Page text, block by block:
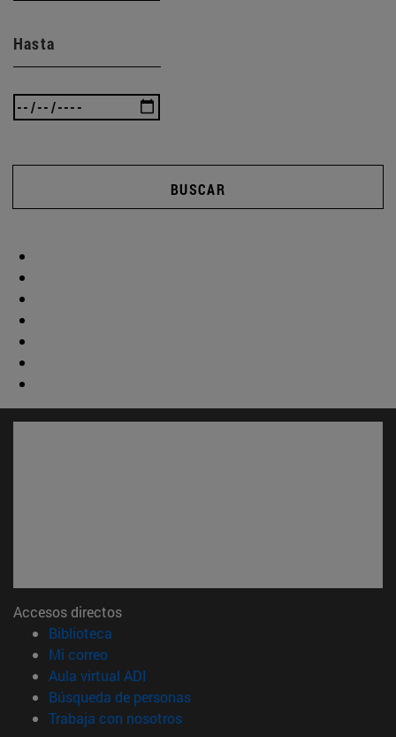
Hasta
BUSCAR
Accesos directos
Biblioteca
Mi correo(abre en nueva ventana)
Aula virtual ADI
Búsqueda de personas(abre en nueva ventana)
Trabaja con nosotros(abre en nueva ventana)